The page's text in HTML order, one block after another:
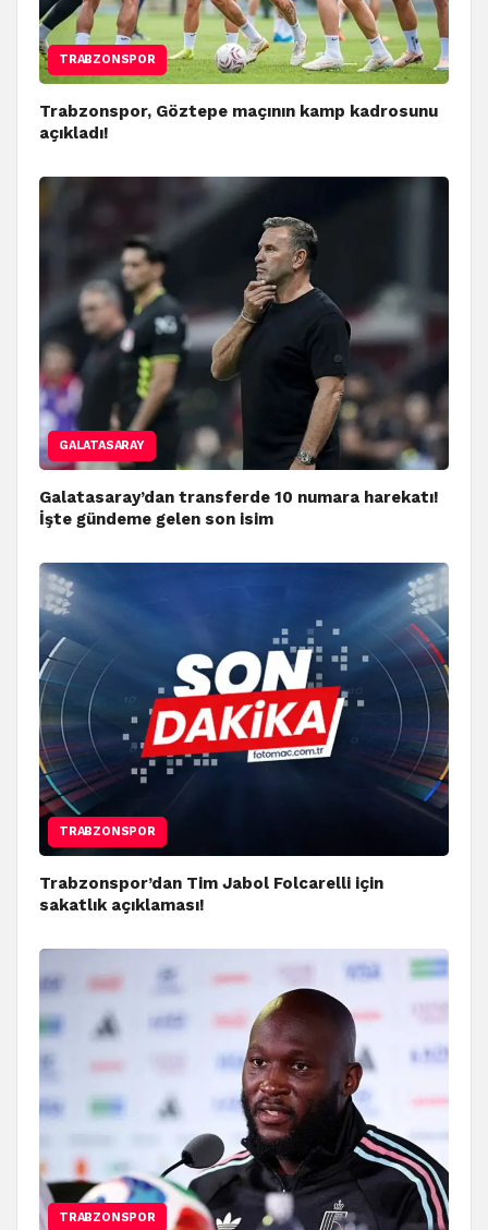
TRABZONSPOR
Trabzonspor, Göztepe maçının kamp kadrosunu
açıkladı!
GALATASARAY
Galatasaray’dan transferde 10 numara harekatı!
İşte gündeme gelen son isim
TRABZONSPOR
Trabzonspor’dan Tim Jabol Folcarelli için
sakatlık açıklaması!
TRABZONSPOR